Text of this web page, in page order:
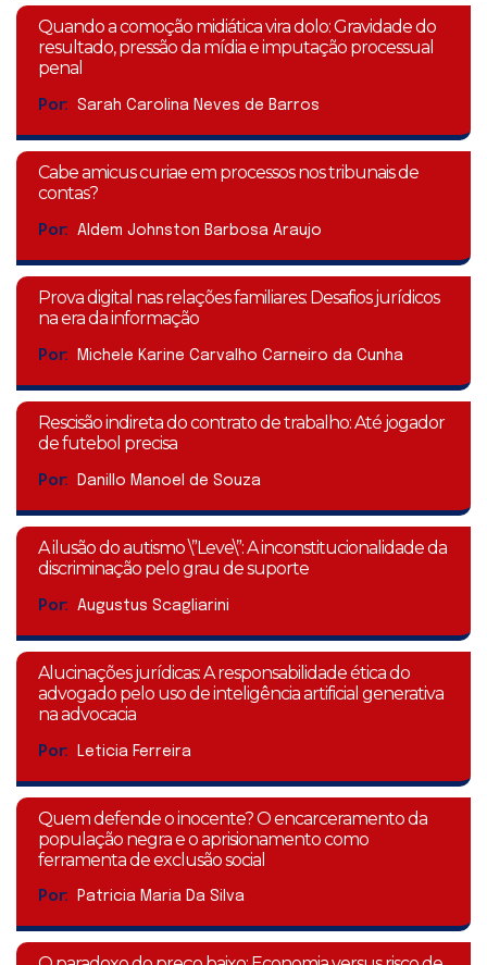
Quando a comoção midiática vira dolo: Gravidade do
resultado, pressão da mídia e imputação processual
penal
Por: Sarah Carolina Neves de Barros
Cabe amicus curiae em processos nos tribunais de
contas?
Por: Aldem Johnston Barbosa Araujo
Prova digital nas relações familiares: Desafios jurídicos
na era da informação
Por: Michele Karine Carvalho Carneiro da Cunha
Rescisão indireta do contrato de trabalho: Até jogador
de futebol precisa
Por: Danillo Manoel de Souza
A ilusão do autismo \”Leve\”: A inconstitucionalidade da
discriminação pelo grau de suporte
Por: Augustus Scagliarini
Alucinações jurídicas: A responsabilidade ética do
advogado pelo uso de inteligência artificial generativa
na advocacia
Por: Leticia Ferreira
Quem defende o inocente? O encarceramento da
população negra e o aprisionamento como
ferramenta de exclusão social
Por: Patricia Maria Da Silva